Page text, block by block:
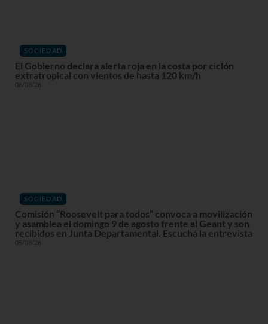
SOCIEDAD
El Gobierno declara alerta roja en la costa por ciclón
extratropical con vientos de hasta 120 km/h
06/08/26
SOCIEDAD
Comisión “Roosevelt para todos” convoca a movilización
y asamblea el domingo 9 de agosto frente al Geant y son
recibidos en Junta Departamental. Escuchá la entrevista
05/08/26